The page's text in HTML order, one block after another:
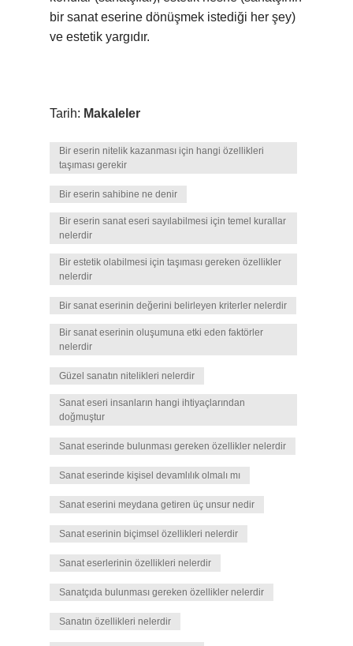
bir sanat eserine dönüşmek istediği her şey)
ve estetik yargıdır.
Tarih: Makaleler
Bir eserin nitelik kazanması için hangi özellikleri
taşıması gerekir
Bir eserin sahibine ne denir
Bir eserin sanat eseri sayılabilmesi için temel kurallar
nelerdir
Bir estetik olabilmesi için taşıması gereken özellikler
nelerdir
Bir sanat eserinin değerini belirleyen kriterler nelerdir
Bir sanat eserinin oluşumuna etki eden faktörler
nelerdir
Güzel sanatın nitelikleri nelerdir
Sanat eseri insanların hangi ihtiyaçlarından
doğmuştur
Sanat eserinde bulunması gereken özellikler nelerdir
Sanat eserinde kişisel devamlılık olmalı mı
Sanat eserini meydana getiren üç unsur nedir
Sanat eserinin biçimsel özellikleri nelerdir
Sanat eserlerinin özellikleri nelerdir
Sanatçıda bulunması gereken özellikler nelerdir
Sanatın özellikleri nelerdir